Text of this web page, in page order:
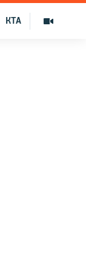
КТА